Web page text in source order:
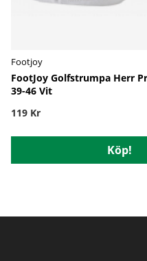
Footjoy
FootJoy Golfstrumpa Herr
39-46 Vit
119 Kr
Köp!